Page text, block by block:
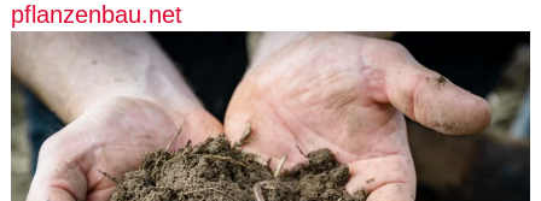
pflanzenbau.net